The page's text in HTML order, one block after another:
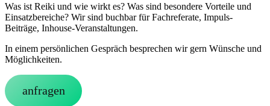
Was ist Reiki und wie wirkt es? Was sind besondere Vorteile und
Einsatzbereiche? Wir sind buchbar für Fachreferate, Impuls-
Beiträge, Inhouse-Veranstaltungen.
In einem persönlichen Gespräch besprechen wir gern Wünsche und
Möglichkeiten.
anfragen